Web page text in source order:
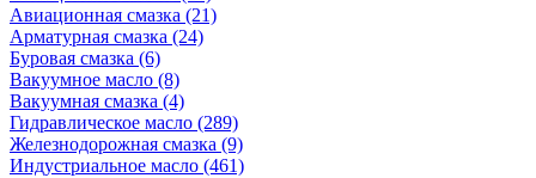
Авиационная смазка (21)
Арматурная смазка (24)
Буровая смазка (6)
Вакуумное масло (8)
Вакуумная смазка (4)
Гидравлическое масло (289)
Железнодорожная смазка (9)
Индустриальное масло (461)